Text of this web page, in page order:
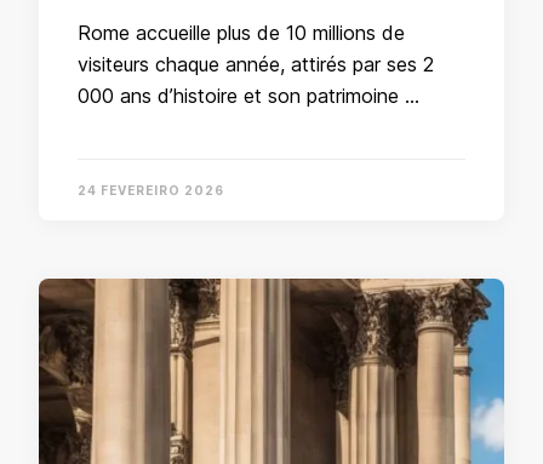
Rome accueille plus de 10 millions de
visiteurs chaque année, attirés par ses 2
000 ans d’histoire et son patrimoine …
24 FEVEREIRO 2026